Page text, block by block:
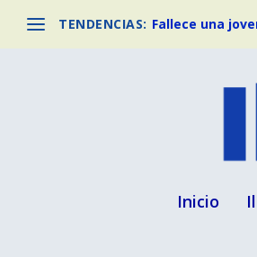
TENDENCIAS: Fallece una
Inicio